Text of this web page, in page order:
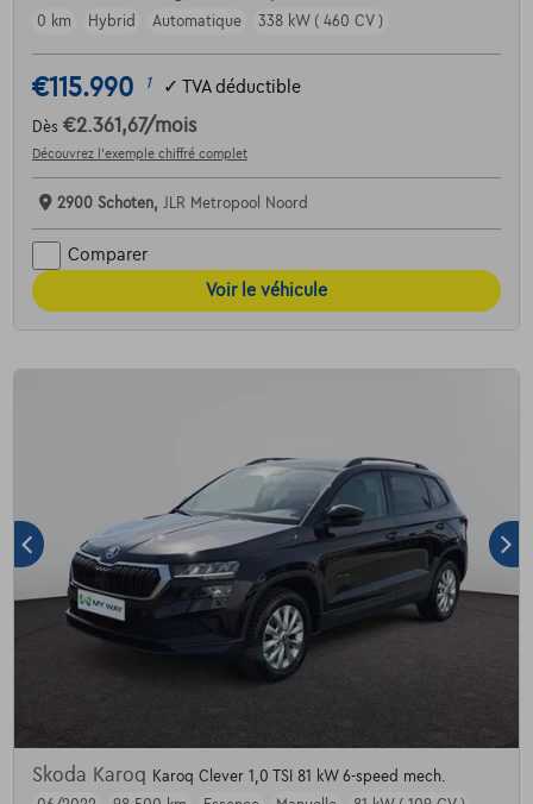
0 km
Hybrid Automatique 338 kW ( 460 CV )
€115.990 1 ✓ TVA déductible
Dès €2.361,67/mois
Découvrez l’exemple chiffré complet
2900 Schoten, JLR Metropool Noord
Comparer
Voir le véhicule
Skoda Karoq Karoq Clever 1,0 TSI 81 kW 6-speed mech.